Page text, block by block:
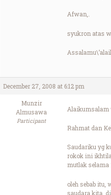
Afwan,.
syukron atas
December 27, 2008 at 6:12 pm
Munzir
Almusawa
Participant
Alaikumsalam
Rahmat dan
Saudariku yg
rokok ini
mutlak
oleh sebab itu,
saudara kita,